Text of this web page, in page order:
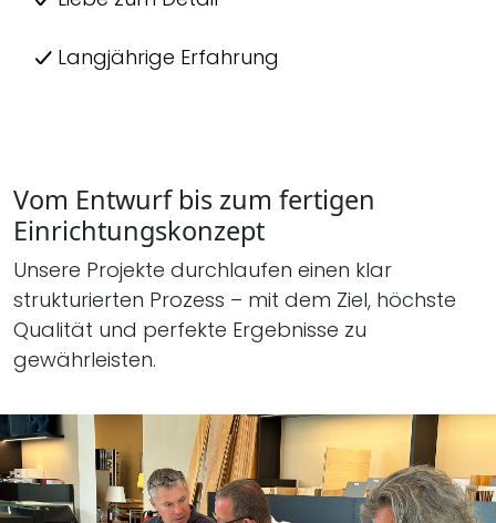
Langjährige Erfahrung
Vom Entwurf bis zum fertigen
Einrichtungskonzept
Unsere Projekte durchlaufen einen klar
strukturierten Prozess – mit dem Ziel, höchste
Qualität und perfekte Ergebnisse zu
gewährleisten.